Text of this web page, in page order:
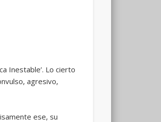
Inestable’. Lo cierto
agresivo,
ese, su